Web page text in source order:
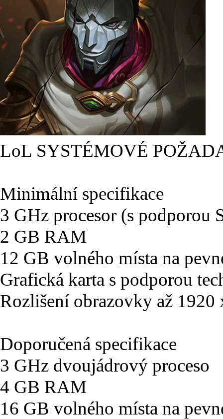
LoL SYSTÉMOVÉ
Minimální specifikace
3 GHz procesor (s podporou
2 GB RAM
12 GB volného místa na
Grafická karta s podporou
Rozlišení obrazovky až 1920
Doporučená specifikace
3 GHz dvoujádrový proceso
4 GB RAM
16 GB volného místa na